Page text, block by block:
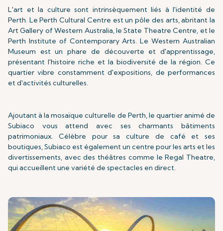
L'art et la culture sont intrinsèquement liés à l'identité de
Perth. Le Perth Cultural Centre est un pôle des arts, abritant la
Art Gallery of Western Australia, le State Theatre Centre, et le
Perth Institute of Contemporary Arts. Le Western Australian
Museum est un phare de découverte et d'apprentissage,
présentant l'histoire riche et la biodiversité de la région. Ce
quartier vibre constamment d'expositions, de performances
et d'activités culturelles.
Ajoutant à la mosaïque culturelle de Perth, le quartier animé de
Subiaco vous attend avec ses charmants bâtiments
patrimoniaux. Célèbre pour sa culture de café et ses
boutiques, Subiaco est également un centre pour les arts et les
divertissements, avec des théâtres comme le Regal Theatre,
qui accueillent une variété de spectacles en direct.